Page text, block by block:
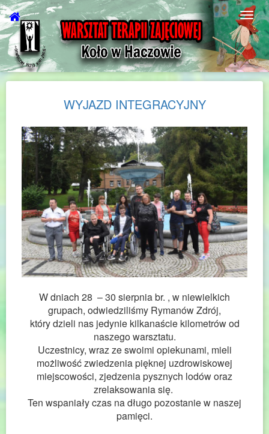
WYJAZD INTEGRACYJNY
W dniach 28 – 30 sierpnia br. , w niewielkich
grupach, odwiedziliśmy Rymanów Zdrój,
który dzieli nas jedynie kilkanaście kilometrów od
naszego warsztatu.
Uczestnicy, wraz ze swoimi opiekunami, mieli
możliwość zwiedzenia pięknej uzdrowiskowej
miejscowości, zjedzenia pysznych lodów oraz
zrelaksowania się.
Ten wspaniały czas na długo pozostanie w naszej
pamięci.